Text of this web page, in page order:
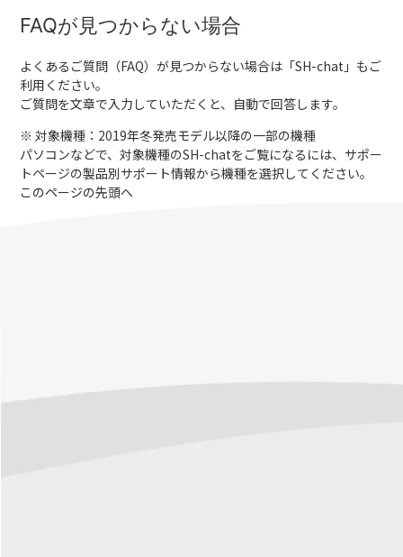
FAQが見つからない場合
よくあるご質問（FAQ）が見つからない場合は「SH-chat 」もご
利用ください。
ご質問を文章で入力していただくと、自動で回答します。
※ 対象機種：2019年冬発売モデル以降の一部の機種
パソコンなどで、対象機種のSH-chatをご覧になるには、サポー
トページの製品別サポート情報から機種を選択してください。
このページの先頭へ